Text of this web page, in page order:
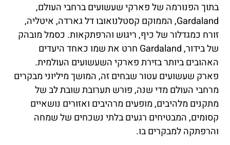
בתוך הפנורמה של פארקי שעשועים ברחבי העולם,
Gardaland, הממוקם קסטלנואובו דל גארדה, איטליה,
זורח כמגדלור של כיף, ריגוש והרפתקאות. כסמל מובהק
של בידור, Gardaland חרט את שמו כאחד היעדים
האהובים ביותר בזירת פארקי השעשועים העולמית.
פארק שעשועים עטור שבחים זה, המושך מיליוני מבקרים
מרחבי העולם מדי שנה, פורש תערובת שובת לב של
מתקנים מלהיבים, מופעים מרהיבים ואזורים נושאיים
קסומים, המבטיחים רגעים בלתי נשכחים של שמחה
והרפתקה למבקרים בו.